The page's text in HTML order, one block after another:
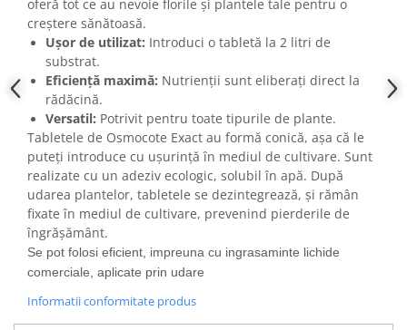
oferă tot ce au nevoie florile și plantele tale pentru o
creștere sănătoasă.
Ușor de utilizat: Introduci o tabletă la 2 litri de
substrat.
Eficiență maximă: Nutrienții sunt eliberați direct la
rădăcină.
Versatil: Potrivit pentru toate tipurile de plante.
Tabletele de Osmocote Exact au formă conică, așa că le
puteți introduce cu ușurință în mediul de cultivare. Sunt
realizate cu un adeziv ecologic, solubil în apă. După
udarea plantelor, tabletele se dezintegrează, și rămân
fixate în mediul de cultivare, prevenind pierderile de
îngrășământ.
Se pot folosi eficient, impreuna cu ingrasaminte lichide
comerciale, aplicate prin udare
Informatii conformitate produs